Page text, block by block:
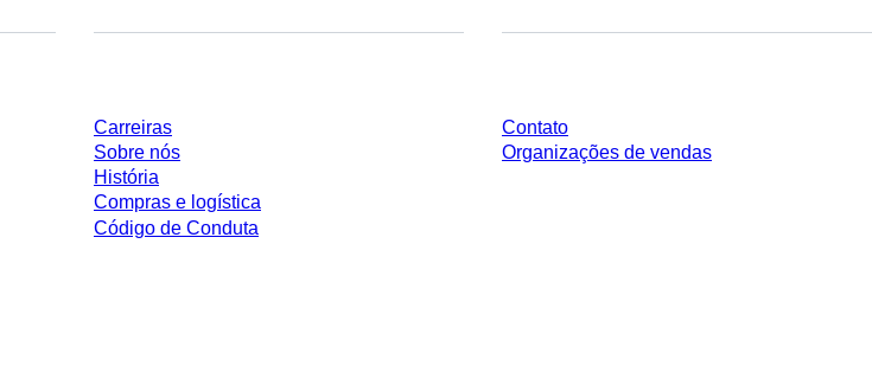
Carreiras
Sobre nós
História
Compras e logística
Código de Conduta
Contato
Organizações de vendas